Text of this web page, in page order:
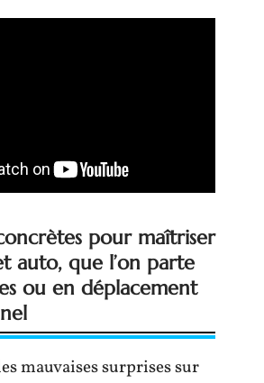
pour maîtriser
auto, que l’on parte
ou en déplacement
mauvaises surprises sur